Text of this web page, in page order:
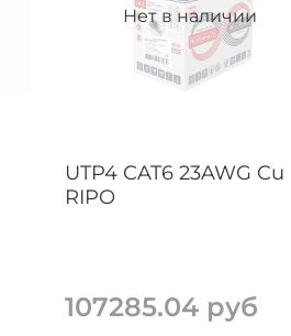
Нет в наличии
UTP4 CAT6 23AWG Cu
RIPO
107285.04 руб